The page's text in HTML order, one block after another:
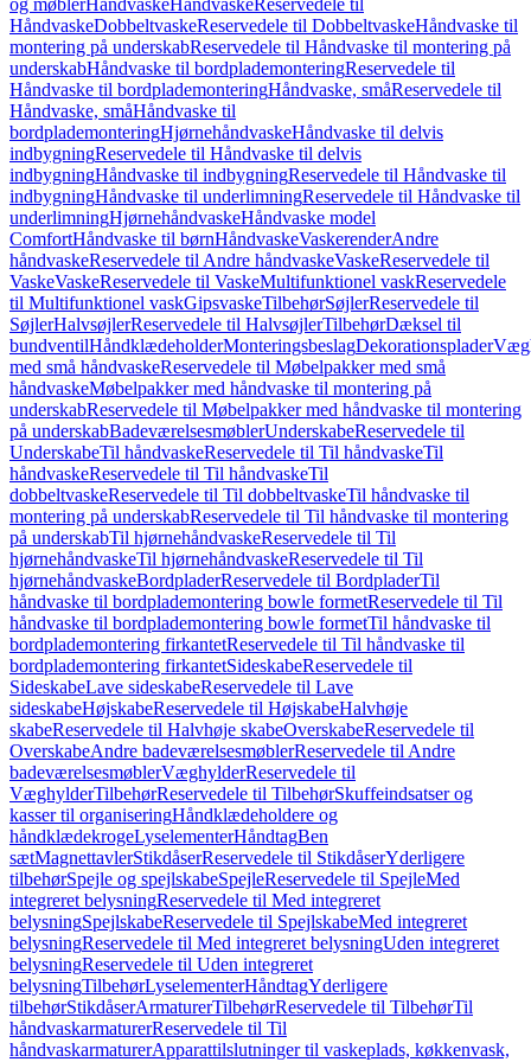
og møblerHåndvaskeHåndvaskeReservedele til
HåndvaskeDobbeltvaskeReservedele til DobbeltvaskeHåndvaske til
montering på underskabReservedele til Håndvaske til montering på
underskabHåndvaske til bordplademonteringReservedele til
Håndvaske til bordplademonteringHåndvaske, småReservedele til
Håndvaske, småHåndvaske til
bordplademonteringHjørnehåndvaskeHåndvaske til delvis
indbygningReservedele til Håndvaske til delvis
indbygningHåndvaske til indbygningReservedele til Håndvaske til
indbygningHåndvaske til underlimningReservedele til Håndvaske til
underlimningHjørnehåndvaskeHåndvaske model
ComfortHåndvaske til børnHåndvaskeVaskerenderAndre
håndvaskeReservedele til Andre håndvaskeVaskeReservedele til
VaskeVaskeReservedele til VaskeMultifunktionel vaskReservedele
til Multifunktionel vaskGipsvaskeTilbehørSøjlerReservedele til
SøjlerHalvsøjlerReservedele til HalvsøjlerTilbehørDæksel til
bundventilHåndklædeholderMonteringsbeslagDekorationsplader
med små håndvaskeReservedele til Møbelpakker med små
håndvaskeMøbelpakker med håndvaske til montering på
underskabReservedele til Møbelpakker med håndvaske til montering
på underskabBadeværelsesmøblerUnderskabeReservedele til
UnderskabeTil håndvaskeReservedele til Til håndvaskeTil
håndvaskeReservedele til Til håndvaskeTil
dobbeltvaskeReservedele til Til dobbeltvaskeTil håndvaske til
montering på underskabReservedele til Til håndvaske til montering
på underskabTil hjørnehåndvaskeReservedele til Til
hjørnehåndvaskeTil hjørnehåndvaskeReservedele til Til
hjørnehåndvaskeBordpladerReservedele til BordpladerTil
håndvaske til bordplademontering bowle formetReservedele til Til
håndvaske til bordplademontering bowle formetTil håndvaske til
bordplademontering firkantetReservedele til Til håndvaske til
bordplademontering firkantetSideskabeReservedele til
SideskabeLave sideskabeReservedele til Lave
sideskabeHøjskabeReservedele til HøjskabeHalvhøje
skabeReservedele til Halvhøje skabeOverskabeReservedele til
OverskabeAndre badeværelsesmøblerReservedele til Andre
badeværelsesmøblerVæghylderReservedele til
VæghylderTilbehørReservedele til TilbehørSkuffeindsatser og
kasser til organiseringHåndklædeholdere og
håndklædekrogeLyselementerHåndtagBen
sætMagnettavlerStikdåserReservedele til StikdåserYderligere
tilbehørSpejle og spejlskabeSpejleReservedele til SpejleMed
integreret belysningReservedele til Med integreret
belysningSpejlskabeReservedele til SpejlskabeMed integreret
belysningReservedele til Med integreret belysningUden integreret
belysningReservedele til Uden integreret
belysningTilbehørLyselementerHåndtagYderligere
tilbehørStikdåserArmaturerTilbehørReservedele til TilbehørTil
håndvaskarmaturerReservedele til Til
håndvaskarmaturerApparattilslutninger til vaskeplads, køkkenvask,